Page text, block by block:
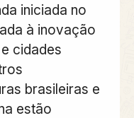
iniciada no
à inovação
cidades
brasileiras e
estão